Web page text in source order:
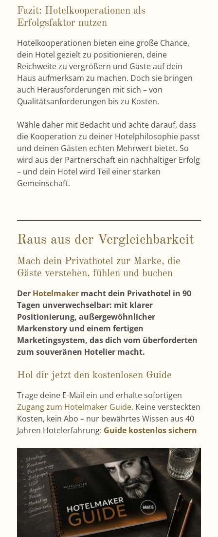
Fazit: Hotelkooperationen als
Erfolgsfaktor nutzen
Hotelkooperationen bieten eine große Chance,
dein Hotel gezielt zu positionieren, deine
Reichweite zu vergrößern und Gäste auf dein
Haus aufmerksam zu machen. Doch sie bringen
auch Herausforderungen mit sich – von
Qualitätsanforderungen bis zu Kosten.
Wähle daher mit Bedacht und achte darauf, dass
die Kooperation zu deiner Hotelphilosophie passt
und deinen Gästen echten Mehrwert bietet. So
wird aus der Partnerschaft ein nachhaltiger Erfolg
– und dein Hotel wird Teil einer starken
Gemeinschaft.
Raus aus der Vergleichbarkeit
Mach dein Privathotel zur Marke, die
Gäste verstehen, fühlen und buchen
Der Hotelmaker macht dein Privathotel in 90
Tagen unverwechselbar: mit klarer
Positionierung, außergewöhnlicher
Markenstory und einem fertigen
Marketingsystem, das dich vom überforderten
zum souveränen Hotelier macht.
Hol dir jetzt den kostenlosen Guide
Trage deine E-Mail ein und erhalte sofortigen
Zugang zum Hotelmaker Guide. Keine versteckten
Kosten, kein Abo – nur bewährtes Wissen aus 40
Jahren Hotelerfahrung: Guide kostenlos sichern